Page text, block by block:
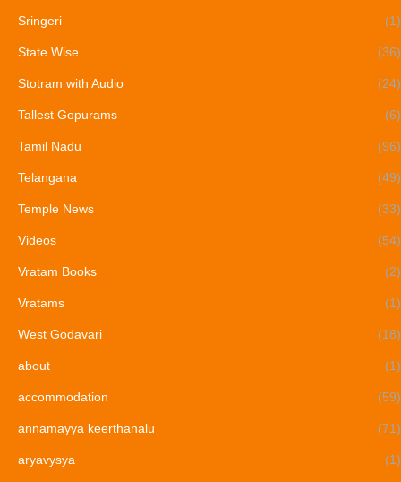
Sringeri (1)
State Wise (36)
Stotram with Audio (24)
Tallest Gopurams (6)
Tamil Nadu (96)
Telangana (49)
Temple News (33)
Videos (54)
Vratam Books (2)
Vratams (1)
West Godavari (18)
about (1)
accommodation (59)
annamayya keerthanalu (71)
aryavysya (1)